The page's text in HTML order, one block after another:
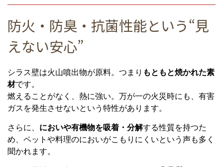
防火・防臭・抗菌性能という“見
えない安心”
シラス壁は火山噴出物が原料。つまり もともと焼かれた素
材です。
燃えることがなく、熱に強い。万が一の火災時にも、有害
ガスを発生させないという特性があります。
さらに、 においや有機物を吸着・分解する性質を持つた
め、ペットや料理のにおいがこもりにくいという声も多く
聞かれます。